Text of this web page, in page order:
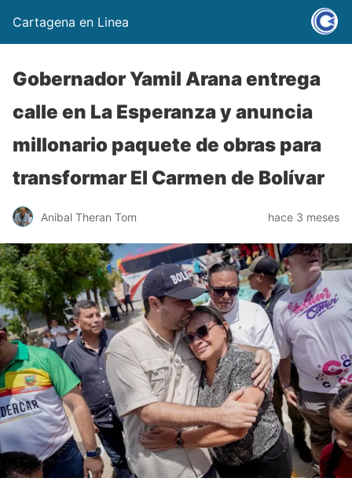
Cartagena en Linea
Gobernador Yamil Arana entrega
calle en La Esperanza y anuncia
millonario paquete de obras para
transformar El Carmen de Bolívar
Anibal Theran Tom hace 3 meses